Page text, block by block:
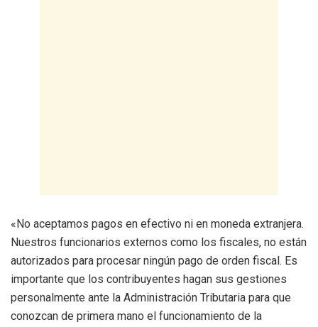
«No aceptamos pagos en efectivo ni en moneda extranjera.
Nuestros funcionarios externos como los fiscales, no están
autorizados para procesar ningún pago de orden fiscal. Es
importante que los contribuyentes hagan sus gestiones
personalmente ante la Administración Tributaria para que
conozcan de primera mano el funcionamiento de la